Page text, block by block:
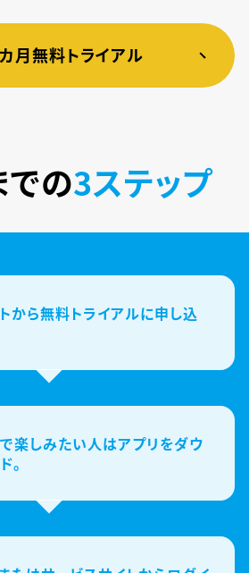
月無料トライアル
での3ステップ
から無料トライアルに申し込
楽しみたい人はアプリをダウ
。